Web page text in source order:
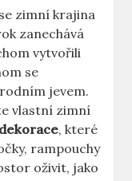
zimní krajina
zanechává
vytvořili
se
jevem.
vlastní zimní
, které
rampouchy
oživit, jako